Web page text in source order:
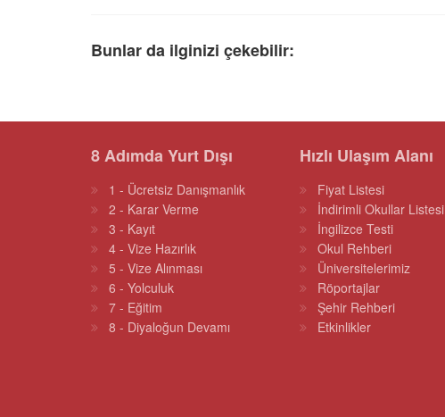
Bunlar da ilginizi çekebilir:
8 Adımda Yurt Dışı
1 - Ücretsiz Danışmanlık
2 - Karar Verme
3 - Kayıt
4 - Vize Hazırlık
5 - Vize Alınması
6 - Yolculuk
7 - Eğitim
8 - Diyaloğun Devamı
Hızlı Ulaşım Alanı
Fiyat Listesi
İndirimli Okullar Listesi
İngilizce Testi
Okul Rehberi
Üniversitelerimiz
Röportajlar
Şehir Rehberi
Etkinlikler